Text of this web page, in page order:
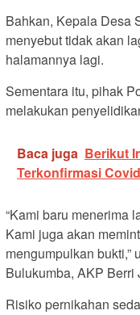
Bahkan, Kepala Desa
menyebut tidak akan
halamannya lagi.
Sementara itu, pihak
melakukan
Baca juga Berikut
Terkonfirmasi
“Kami baru menerima
Kami juga akan
mengumpulkan bukti,”
Bulukumba, AKP Berri
Risiko pernikahan